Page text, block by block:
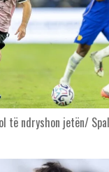
të ndryshon jetën/